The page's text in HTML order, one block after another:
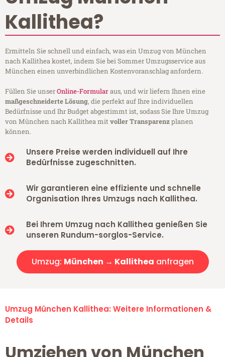
Kallithea?
Ermitteln Sie schnell und einfach, was ein Umzug von München
nach Kallithea kostet, indem Sie bei Sommer Umzugsservice aus
München einen unverbindlichen Kostenvoranschlag anfordern.
Füllen Sie unserOnline-Formularaus, und wir liefern Ihnen eine
maßgeschneiderte Lösung, die perfekt auf Ihre individuellen
Bedürfnisse und Ihr Budget abgestimmt ist, sodass Sie Ihre Umzug
von München nach Kallithea mitvoller Transparenzplanen
können.
Unsere Preise werden individuell auf Ihre
Bedürfnisse zugeschnitten.
Wir garantieren eine effiziente und schnelle
Organisation Ihres Umzugs nach Kallithea.
Bei Ihrem Umzug nach Kallithea genießen Sie
unseren Rundum-sorglos-Service.
Umzug: München → Kallithea anfragen
Umzug München Kallithea: Weitere Informationen &
Details
Umziehen von München